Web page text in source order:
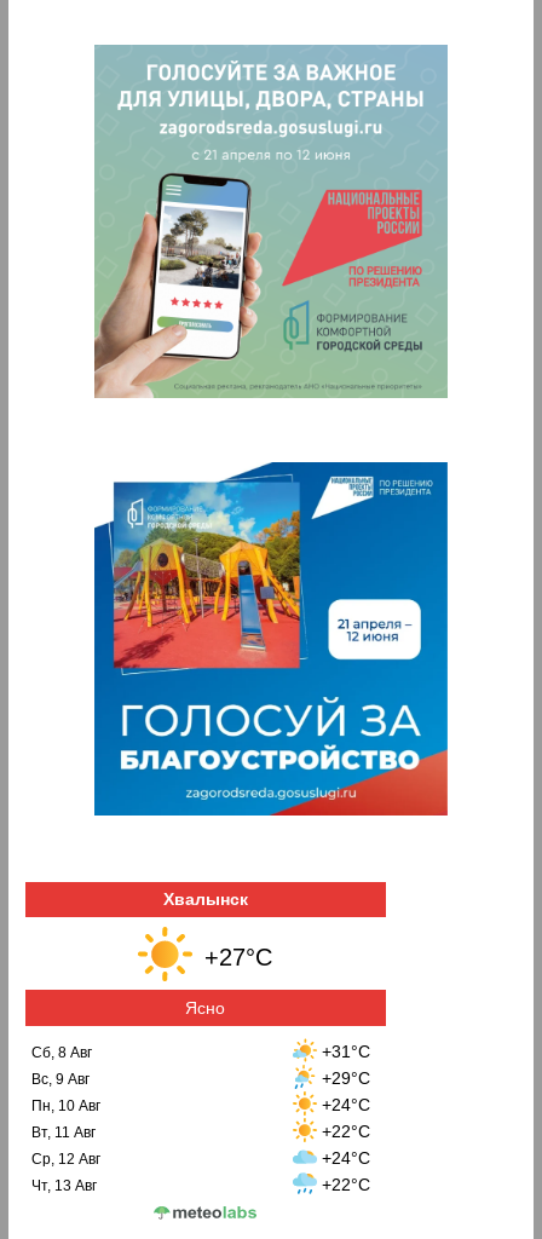
Хвалынск
+27°C
Ясно
Сб, 8 Авг +31°C
Вс, 9 Авг +29°C
Пн, 10 Авг +24°C
Вт, 11 Авг +22°C
Ср, 12 Авг +24°C
Чт, 13 Авг +22°C